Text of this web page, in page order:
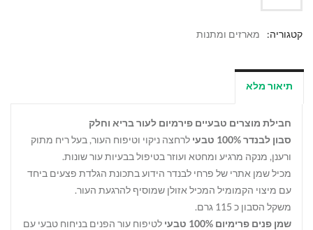
קטגוריה: מארזים ומתנות
תיאור מלא
חבילת מוצרים טבעיים פירמיום לעור בריא וחלק
סבון לבנדר 100% טבעי
לרחצה ניקוי וטיפוח העור, בעל ריח מתוק
ורענן, מנקה מרגיע ומחטא ועוזר בטיפול בבעיות עור שונות.
מכיל שמן אתרי של פרחי לבנדר הידוע בתכונת הגלדת פצעים ביחד
עם מיצוי הקמומיל המכיל אזולן שמוסיף להרגעת העור.
משקל הסבון כ 115 גרם.
שמן פנים פרימיום 100% טבעי
לטיפוח עור הפנים בניחוח טבעי עם